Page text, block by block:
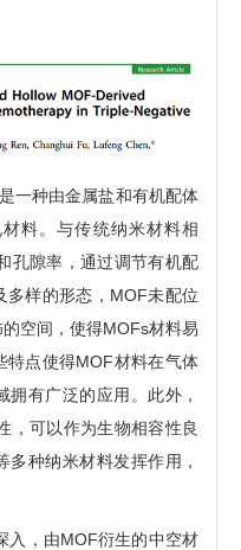
种由金属盐和有机配体
料。与传统纳米材料相
孔隙率，通过调节有机配
多样的形态，MOF未配位
空间，使得MOFs材料易
特点使得MOF材料在气体
有广泛的应用。此外，
，可以作为生物相容性良
种纳米材料发挥作用，
，由MOF衍生的中空材